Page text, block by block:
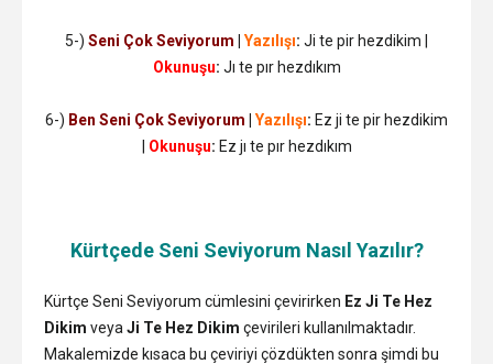
5-) Seni Çok Seviyorum Yazılışı: Ji te pir hezdikim |
Okunuşu: Jı te pır hezdıkım
6-) Ben Seni Çok Seviyorum Yazılışı: Ez ji te pir hezdikim
Okunuşu: Ez jı te pır hezdıkım
Kürtçede Seni Seviyorum Nasıl Yazılır?
Kürtçe Seni Seviyorum cümlesini çevirirken Ez Ji Te Hez
Dikim veya Ji Te Hez Dikim çevirileri kullanılmaktadır.
Makalemizde kısaca bu çeviriyi çözdükten sonra şimdi bu